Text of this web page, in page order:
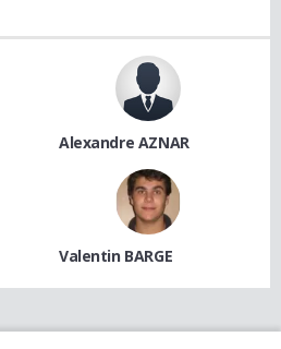
Alexandre AZNAR
Valentin BARGE